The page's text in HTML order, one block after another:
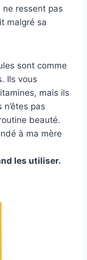
ne ressent pas
malgré sa
sont comme
Ils vous
mais ils
pas
beauté.
à ma mère
les utiliser.